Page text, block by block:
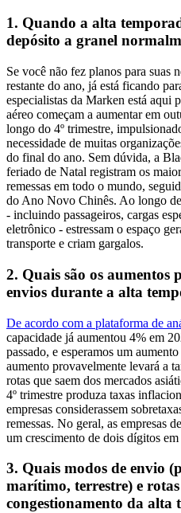
1. Quando a alta
depósito a granel
Se você não fez planos para suas
restante do ano, já está ficando
especialistas da Marken está aqui
aéreo começam a aumentar em
longo do 4º trimestre,
necessidade de muitas
do final do ano. Sem dúvida, a
feriado de Natal registram os
remessas em todo o mundo,
do Ano Novo Chinês. Ao longo
- incluindo passageiros, cargas
eletrônico - estressam o espaço
transporte e criam gargalos.
2. Quais são os aumentos
envios durante a alta
De acordo com a plataforma de
capacidade já aumentou 4% em
passado, e esperamos um
aumento provavelmente levará a
rotas que saem dos mercados
4º trimestre produza taxas
empresas considerassem
remessas. No geral, as empresas
um crescimento de dois dígitos
3. Quais modos de envio
marítimo, terrestre) e
congestionamento da alta